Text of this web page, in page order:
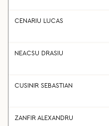
CENARIU LUCAS
NEACSU DRASIU
CUSINIR SEBASTIAN
ZANFIR ALEXANDRU